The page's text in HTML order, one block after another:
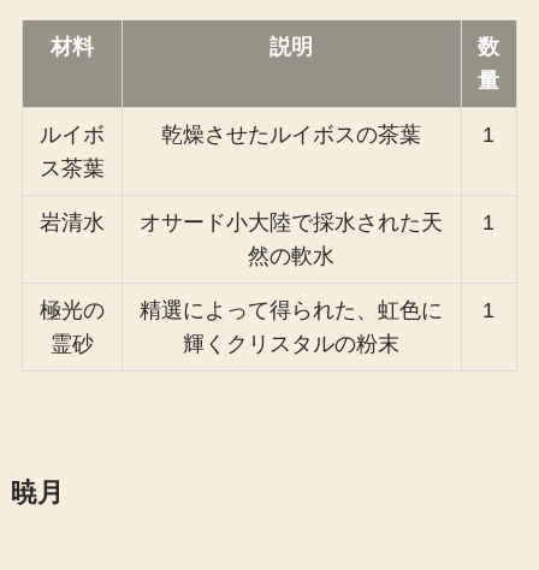
材料 説明
数
量
ルイボ
ス茶葉
乾燥させたルイボスの茶葉 1
岩清水
オサード小大陸で採水された天
然の軟水
1
極光の
霊砂
精選によって得られた、虹色に
輝くクリスタルの粉末
1
暁月